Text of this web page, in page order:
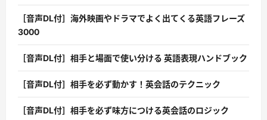
［音声DL付］海外映画やドラマでよく出てくる英語フレーズ
3000
［音声DL付］相手と場面で使い分ける 英語表現ハンドブック
［音声DL付］相手を必ず動かす！英会話のテクニック
［音声DL付］相手を必ず味方につける英会話のロジック